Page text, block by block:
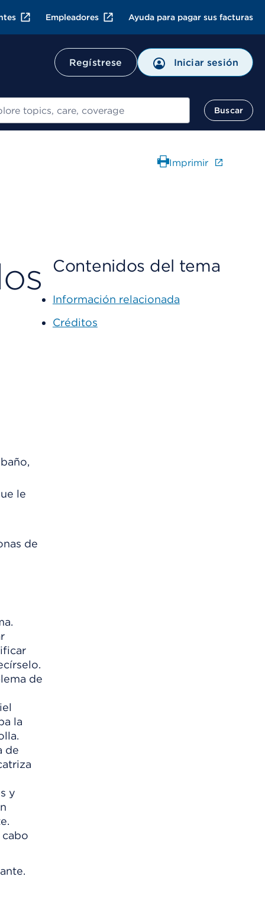
Empleadores Ayuda para pagar sus facturas
Regístrese Iniciar sesión
Buscar
Imprimir
le
de
de
la
de
y
Contenidos del tema
Información relacionada
Créditos